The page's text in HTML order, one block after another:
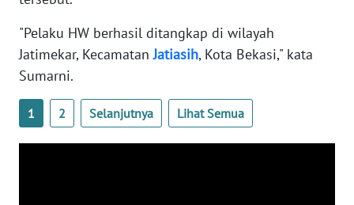
"Pelaku HW berhasil ditangkap di wilayah
Jatimekar, KecamatanJatiasih, Kota Bekasi," kata
Sumarni.
1 2 Selanjutnya Lihat Semua
WN
PAPUA
WN
PAPUA
BARAT